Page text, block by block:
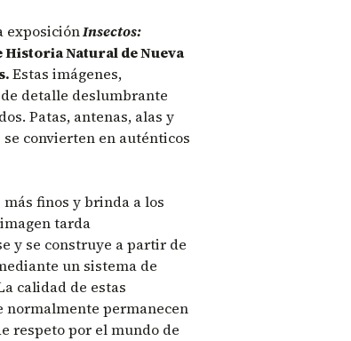
exposiciónInsectos:
Historia Natural de Nueva
Estas imágenes,
detalle deslumbrante
Patas, antenas, alas y
convierten en auténticos
finos y brinda a los
tarda
y se construye a partir de
un sistema de
calidad de estas
normalmente permanecen
respeto por el mundo de